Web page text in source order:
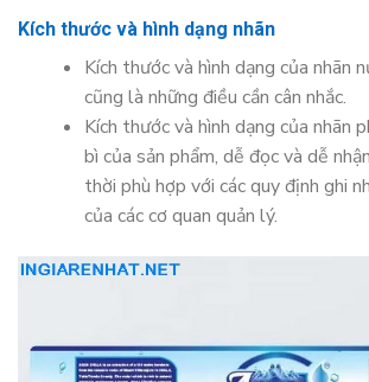
Kích thước và hình dạng nhãn
Kích thước và hình dạng của nhãn
cũng là những điều cần cân nhắc.
Kích thước và hình dạng của nhãn
bì của sản phẩm, dễ đọc và dễ
thời phù hợp với các quy định ghi
của các cơ quan quản lý.